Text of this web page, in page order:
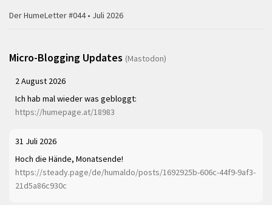
Der HumeLetter #044 • Juli 2026
Micro-Blogging Updates (Mastodon)
2 August 2026
Ich hab mal wieder was gebloggt:
https://humepage.at/18983
31 Juli 2026
Hoch die Hände, Monatsende!
https://steady.page/de/humaldo/posts/1692925b-606c-44f9-9af3-
21d5a86c930c